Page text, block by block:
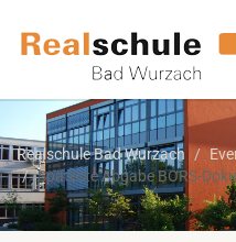
Realschule Bad Wurzach
Späteste Abgabe BORS-